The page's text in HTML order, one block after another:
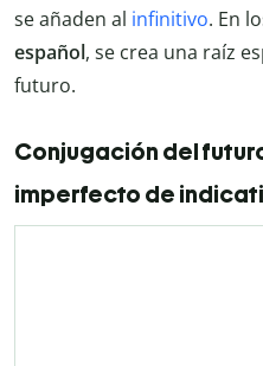
se añaden al infinitivo. En
español, se crea una raíz
futuro.
Conjugación del
imperfecto de